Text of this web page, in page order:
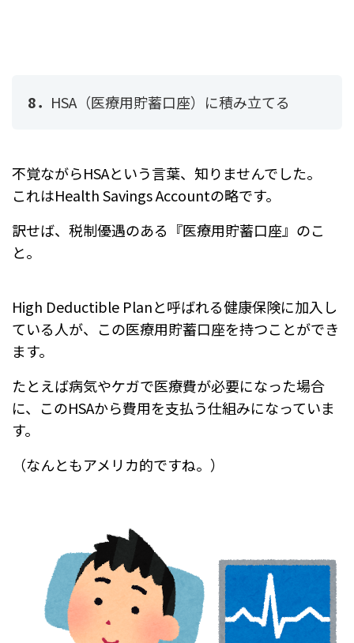
8． HSA（医療用貯蓄口座）に積み立てる
不覚ながらHSAという言葉、知りませんでした。
これはHealth Savings Accountの略です。
訳せば、税制優遇のある『医療用貯蓄口座』のこ
と。
High Deductible Planと呼ばれる健康保険に加入し
ている人が、この医療用貯蓄口座を持つことができ
ます。
たとえば病気やケガで医療費が必要になった場合
に、このHSAから費用を支払う仕組みになっていま
す。
（なんともアメリカ的ですね。）